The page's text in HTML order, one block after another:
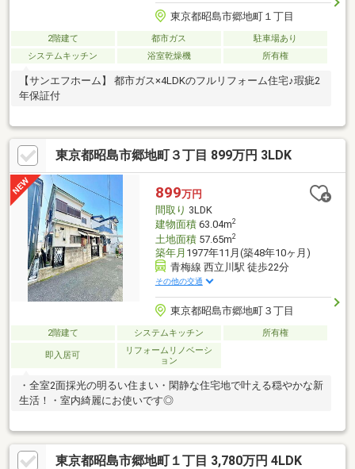
東京都昭島市郷地町１丁目
2階建て 都市ガス
駐車場あり
システムキッチン
浴室乾燥機 所有権
【サンエフホーム】 都市ガス×4LDKのフルリフォーム住宅♪瑕疵2
年保証付
東京都昭島市郷地町３丁目 899万円 3LDK
899万円
間取り 3LDK
建物面積63.04m2
土地面積57.65m2
築年月 1977年11月(築48年10ヶ月)
青梅線 西立川駅 徒歩22分
その他の交通
東京都昭島市郷地町３丁目
2階建て システムキッチン 所有権
即入居可
リフォームリノベーシ
ョン
・全室2面採光の明るい住まい・閑静な住宅地で叶える穏やかな新
生活！・室内綺麗にお使いです◎
東京都昭島市郷地町１丁目 3,780万円 4LDK